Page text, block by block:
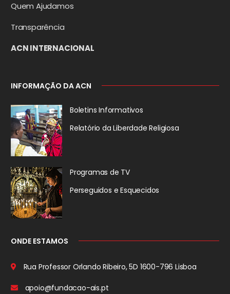
Quem Ajudamos
Transparência
ACN INTERNACIONAL
INFORMAÇÃO DA ACN
Boletins Informativos
Relatório da Liberdade Religiosa
Programas de TV
Perseguidos e Esquecidos
ONDE ESTAMOS
Rua Professor Orlando Ribeiro, 5D 1600-796 Lisboa
apoio@fundacao-ais.pt